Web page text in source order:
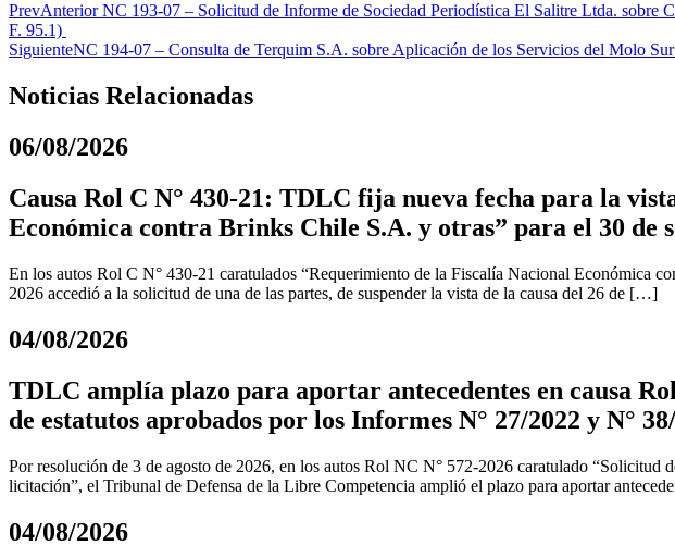
PrevAnteriorNC 193-07 – Solicitud de Informe de Sociedad Periodística El Salitre Ltda. sobre
F. 95.1)
SiguienteNC 194-07 – Consulta de Terquim S.A. sobre Aplicación de los Servicios del Molo
Noticias Relacionadas
06/08/2026
Causa Rol C N° 430-21: TDLC fija nueva fecha para la
Económica contra Brinks Chile S.A. y otras” para el 30 de
En los autos Rol C N° 430-21 caratulados “Requerimiento de la Fiscalía Nacional Económica
2026 accedió a la solicitud de una de las partes, de suspender la vista de la causa del 26 de […]
04/08/2026
TDLC amplía plazo para aportar antecedentes en causa
de estatutos aprobados por los Informes N° 27/2022 y N°
Por resolución de 3 de agosto de 2026, en los autos Rol NC N° 572-2026 caratulado
licitación”, el Tribunal de Defensa de la Libre Competencia amplió el plazo para aportar
04/08/2026